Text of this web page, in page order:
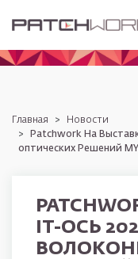
Строка навигации
главная
новости
Patchwork На
оптических Решений
IT-ОСЬ